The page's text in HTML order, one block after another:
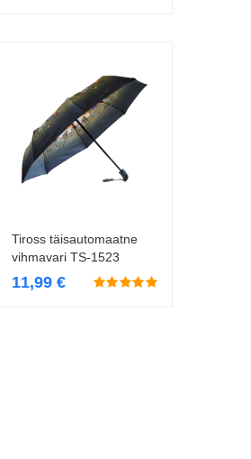
Lisa korvi
Tiross täisautomaatne
vihmavari TS-1523
11,99 €